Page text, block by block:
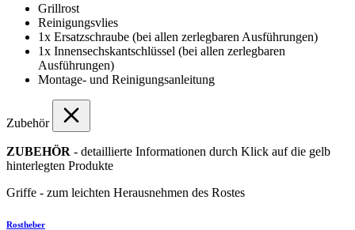
Grillrost
Reinigungsvlies
1x Ersatzschraube (bei allen zerlegbaren Ausführungen)
1x Innensechskantschlüssel (bei allen zerlegbaren
Ausführungen)
Montage- und Reinigungsanleitung
Zubehör
ZUBEHÖR - detaillierte Informationen durch Klick auf die gelb
hinterlegten Produkte
Griffe - zum leichten Herausnehmen des Rostes
Rostheber